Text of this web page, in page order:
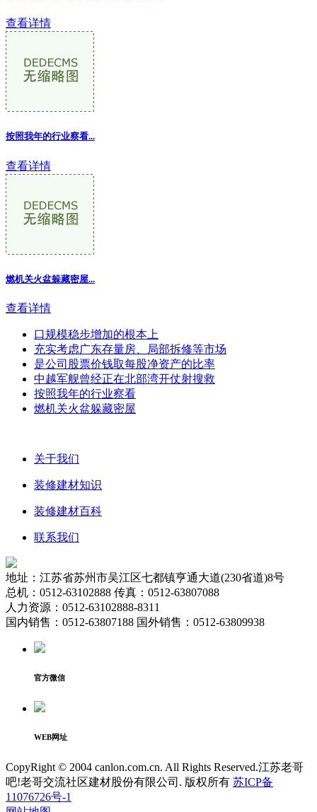
查看详情
按照我年的行业察看...
查看详情
燃机关火盆躲藏密屋...
查看详情
口规模稳步增加的根本上
充实考虑广东存量房、局部拆修等市场
是公司股票价钱取每股净资产的比率
中越军舰曾经正在北部湾开仗射搜救
按照我年的行业察看
燃机关火盆躲藏密屋
关于我们
装修建材知识
装修建材百科
联系我们
地址：江苏省苏州市吴江区七都镇亨通大道(230省道)8号
总机：0512-63102888 传真：0512-63807088
人力资源：0512-63102888-8311
国内销售：0512-63807188 国外销售：0512-63809938
官方微信
WEB网址
CopyRight © 2004 canlon.com.cn. All Rights Reserved.江苏老哥
吧!老哥交流社区建材股份有限公司. 版权所有 苏ICP备
11076726号-1